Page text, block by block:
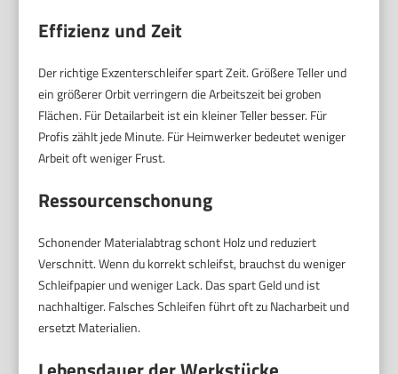
Effizienz und Zeit
Der richtige Exzenterschleifer spart Zeit. Größere Teller und
ein größerer Orbit verringern die Arbeitszeit bei groben
Flächen. Für Detailarbeit ist ein kleiner Teller besser. Für
Profis zählt jede Minute. Für Heimwerker bedeutet weniger
Arbeit oft weniger Frust.
Ressourcenschonung
Schonender Materialabtrag schont Holz und reduziert
Verschnitt. Wenn du korrekt schleifst, brauchst du weniger
Schleifpapier und weniger Lack. Das spart Geld und ist
nachhaltiger. Falsches Schleifen führt oft zu Nacharbeit und
ersetzt Materialien.